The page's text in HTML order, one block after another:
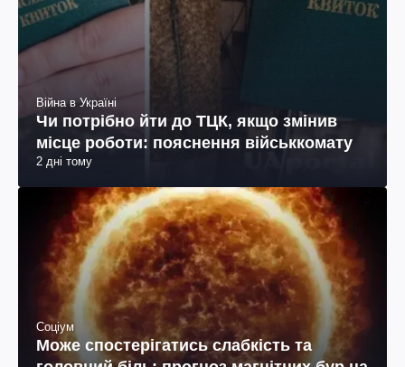
Війна в Україні
Чи потрібно йти до ТЦК, якщо змінив
місце роботи: пояснення військкомату
2 дні тому
Соціум
Може спостерігатись слабкість та